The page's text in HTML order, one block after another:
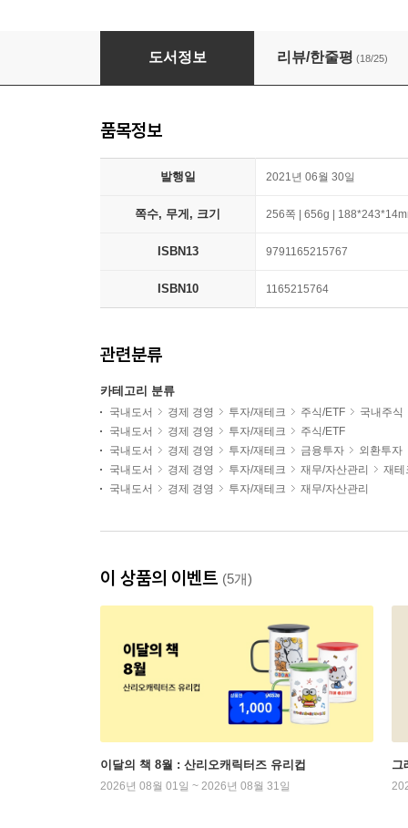
배당주 투자 무작정 따라하기
도서정보 리뷰/한줄평 (18/25)
품목정보
발행일 2021년 06월 30일
쪽수, 무게, 크기 256쪽 | 656g |
ISBN13 9791165215767
ISBN10 1165215764
관련분류
카테고리 분류
국내도서 경제 경영 투자/재테크 주식/ETF
국내주식
국내도서
경제 경영 투자/재테크
주식/ETF
국내도서
경제 경영 투자/재테크 금융투자
외환투자
국내도서
경제 경영 투자/재테크 재무/자산관리
재테
국내도서
경제 경영 투자/재테크 재무/자산관리
이 상품의 이벤트 (5개)
이달의 책 8월 : 산리오캐릭터즈 유리컵
2026년 08월 01일 ~ 2026년 08월 31일
그